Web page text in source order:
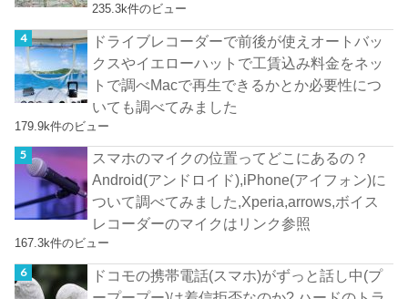
235.3k件のビュー
ドライブレコーダーで前後が使えオートバッ
クスやイエローハットで工賃込み料金をネッ
トで調べMacで再生できるかとか必要性につ
いても調べてみました
179.9k件のビュー
スマホのマイクの位置ってどこにあるの？
Android(アンドロイド),iPhone(アイフォン)に
ついて調べてみました,Xperia,arrows,ボイス
レコーダーのマイクはリンク参照
167.3k件のビュー
ドコモの携帯電話(スマホ)がずっと話し中(プ